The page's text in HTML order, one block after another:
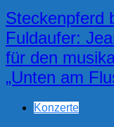
Steckenpferd
Fuldaufer:
für den
„Unten am
Konzerte